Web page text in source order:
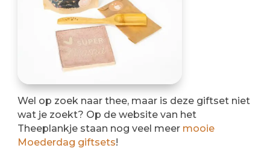
Wel op zoek naar thee, maar is deze giftset niet
wat je zoekt? Op de website van het
Theeplankje staan nog veel meer mooie
Moederdag giftsets!